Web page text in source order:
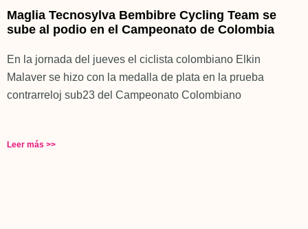
Maglia Tecnosylva Bembibre Cycling Team se
sube al podio en el Campeonato de Colombia
En la jornada del jueves el ciclista colombiano Elkin
Malaver se hizo con la medalla de plata en la prueba
contrarreloj sub23 del Campeonato Colombiano
Leer más >>